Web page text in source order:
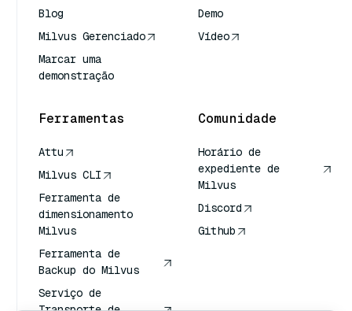
Blog
Milvus Gerenciado
Marcar uma
demonstração
Demo
Vídeo
Ferramentas
Attu
Milvus CLI
Ferramenta de
dimensionamento
Milvus
Ferramenta de
Backup do Milvus
Serviço de
Comunidade
Horário de
expediente de
Milvus
Discord
Github